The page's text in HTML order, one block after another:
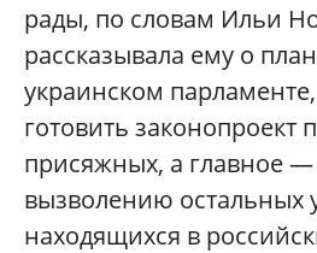
рады, по словам Ильи
рассказывала ему о
украинском
готовить законопроект
присяжных, а главное —
вызволению остальных
находящихся в